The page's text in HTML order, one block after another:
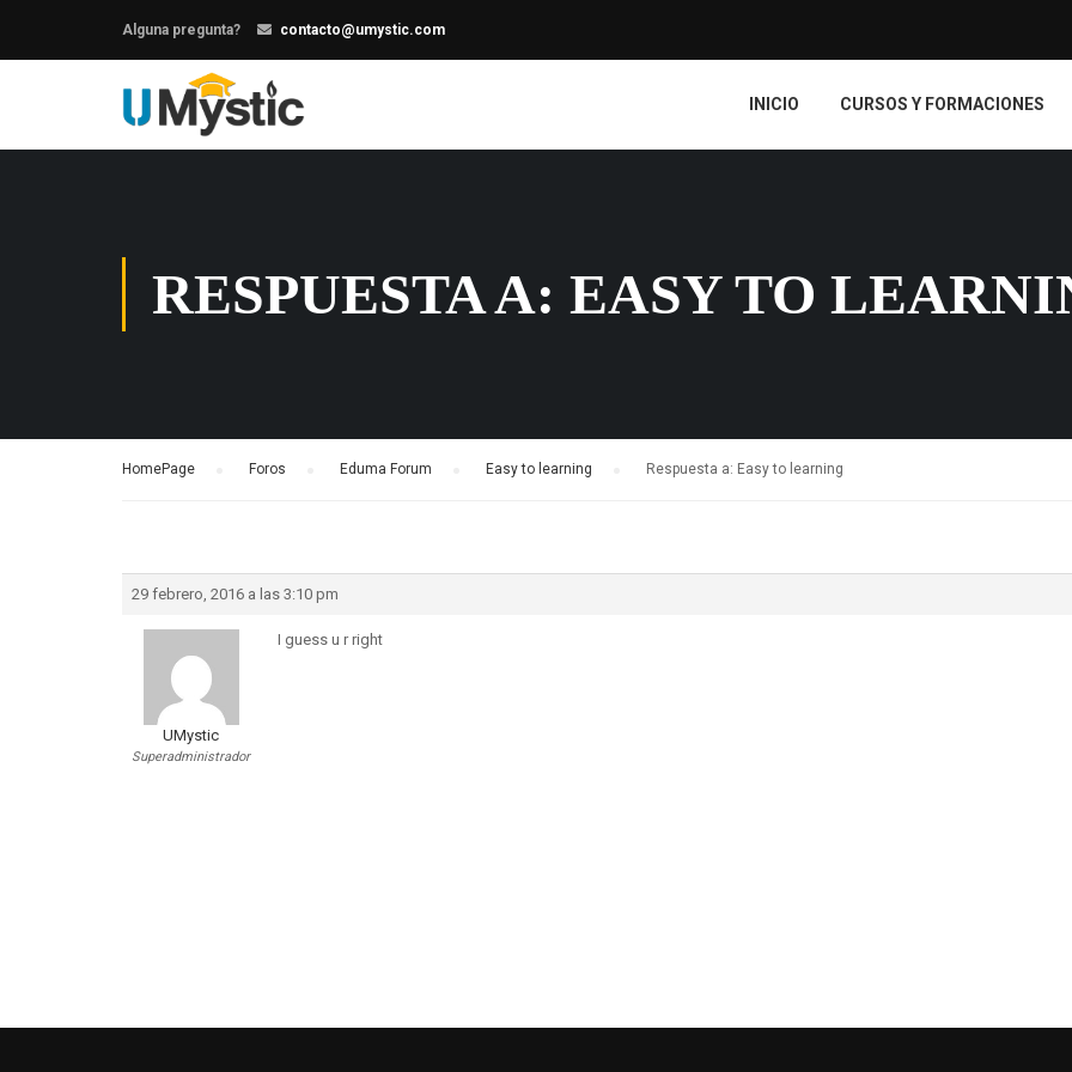
Alguna pregunta? contacto@umystic.com
INICIO CURSOS Y FORMACIONES
RESPUESTA A: EASY TO
HomePage Foros Eduma Forum Easy to learning Respuesta a: Easy to learning
29 febrero, 2016 a las 3:10 pm
UMystic
Superadministrador
I guess u r right